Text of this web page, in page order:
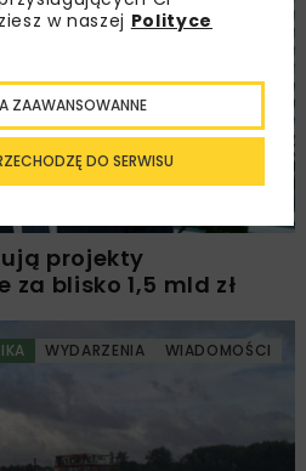
WIADOMOŚCI WYDARZENIA
projekty
blisko 1,5 mld zł
WYDARZENIA WIADOMOŚCI
w naszej Polityce
DO SERWISU
ZAAWANSOWANNE